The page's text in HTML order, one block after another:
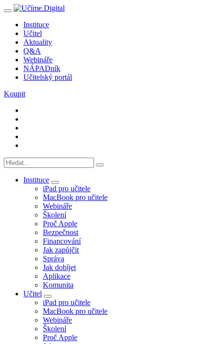
Instituce
Učitel
Aktuality
Q&A
Webináře
NÁPADník
Učitelský portál
Koupit
Instituce
iPad pro učitele
MacBook pro učitele
Webináře
Školení
Proč Apple
Bezpečnost
Financování
Jak zapůjčit
Správa
Jak dobíjet
Aplikace
Komunita
Učitel
iPad pro učitele
MacBook pro učitele
Webináře
Školení
Proč Apple